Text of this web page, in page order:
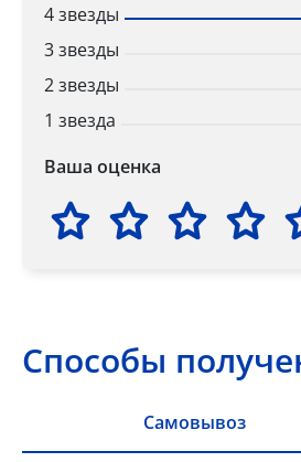
4 звезды
3 звезды
2 звезды
1 звезда
Ваша оценка
Способы
Самовывоз